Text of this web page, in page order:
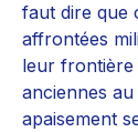
faut dire que
affrontées
leur frontière
anciennes
apaisement